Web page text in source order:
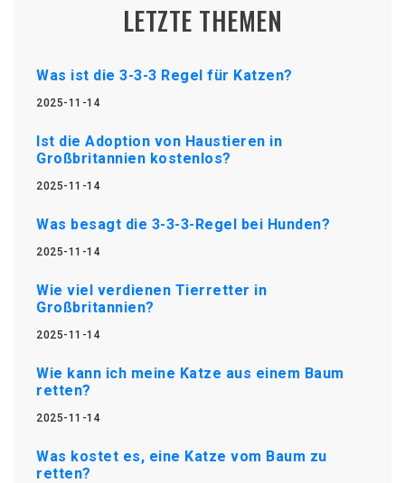
LETZTE THEMEN
Was ist die 3-3-3 Regel für Katzen?
2025-11-14
Ist die Adoption von Haustieren in
Großbritannien kostenlos?
2025-11-14
Was besagt die 3-3-3-Regel bei Hunden?
2025-11-14
Wie viel verdienen Tierretter in
Großbritannien?
2025-11-14
Wie kann ich meine Katze aus einem Baum
retten?
2025-11-14
Was kostet es, eine Katze vom Baum zu
retten?